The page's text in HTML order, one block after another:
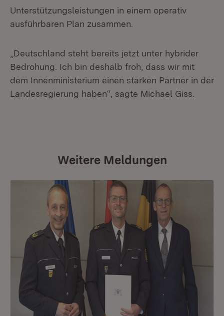
Unterstützungsleistungen in einem operativ
ausführbaren Plan zusammen.
„Deutschland steht bereits jetzt unter hybrider
Bedrohung. Ich bin deshalb froh, dass wir mit
dem Innenministerium einen starken Partner in der
Landesregierung haben“, sagte Michael Giss.
Weitere Meldungen